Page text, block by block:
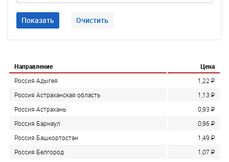
Показать Очистить
Направление
Цена
Россия Адыгея
1,22 P
Россия Астраханская область
1,13 P
Россия Астрахань
0,93 P
Россия Барнаул
0,96P
Россия Башкортостан
1,49 P
Россия Белгород
1,07 P